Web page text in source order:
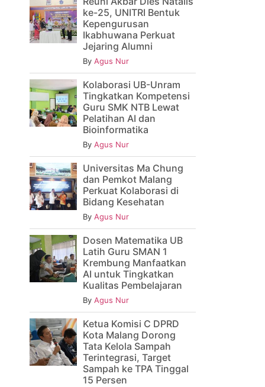
ke-25, UNITRI Bentuk
Kepengurusan
Ikabhuwana Perkuat
Jejaring Alumni
By Agus Nur
Kolaborasi UB-Unram
Tingkatkan Kompetensi
Guru SMK NTB Lewat
Pelatihan AI dan
Bioinformatika
By Agus Nur
Universitas Ma Chung
dan Pemkot Malang
Perkuat Kolaborasi di
Bidang Kesehatan
By Agus Nur
Dosen Matematika UB
Latih Guru SMAN 1
Krembung Manfaatkan
AI untuk Tingkatkan
Kualitas Pembelajaran
By Agus Nur
Ketua Komisi C DPRD
Kota Malang Dorong
Tata Kelola Sampah
Terintegrasi, Target
Sampah ke TPA Tinggal
15 Persen